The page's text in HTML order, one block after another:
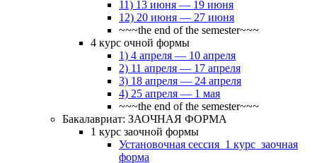
11) 13 июня — 19 июня
12) 20 июня — 27 июня
~~~the end of the semester~~~
4 курс очной формы
1) 4 апреля — 10 апреля
2) 11 апреля — 17 апреля
3) 18 апреля — 24 апреля
4) 25 апреля — 1 мая
~~~the end of the semester~~~
Бакалавриат: ЗАОЧНАЯ ФОРМА
1 курс заочной формы
Установочная сессия_1 курс_заочная
форма